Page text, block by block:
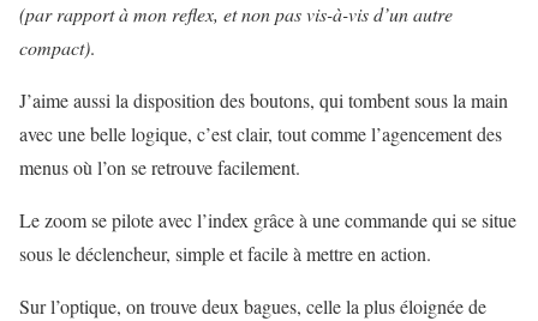
(par rapport à mon reflex, et non pas vis-à-vis d’un autre
compact).
J’aime aussi la disposition des boutons, qui tombent sous la main
avec une belle logique, c’est clair, tout comme l’agencement des
menus où l’on se retrouve facilement.
Le zoom se pilote avec l’index grâce à une commande qui se situe
sous le déclencheur, simple et facile à mettre en action.
Sur l’optique, on trouve deux bagues, celle la plus éloignée de